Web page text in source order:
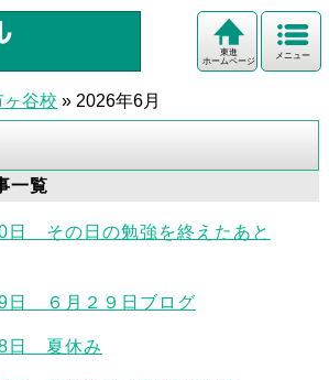
メニュー
東進
ホームページ
谷校 » 2026年6月
一覧
日 その日の勉強を終えたあと
日 ６月２９日ブログ
日 夏休み